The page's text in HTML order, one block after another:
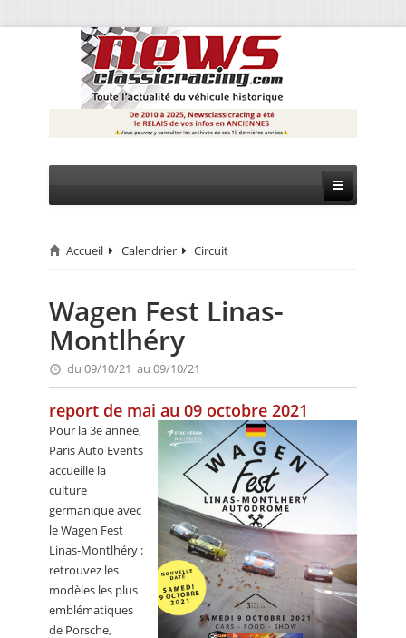
CIRCUIT
RALLYE
MONTAGNE
EVÈNEMENTS
CALENDRIER
FOCUS
VIDEO
ANNUAIRES
PETITES ANNONCES
Accueil Calendrier Circuit
Wagen Fest Linas-
Montlhéry
du 09/10/21 au 09/10/21
report de mai au 09 octobre 2021
Pour la 3e année,
Paris Auto Events
accueille la
culture
germanique avec
le Wagen Fest
Linas-Montlhéry :
retrouvez les
modèles les plus
emblématiques
de Porsche,